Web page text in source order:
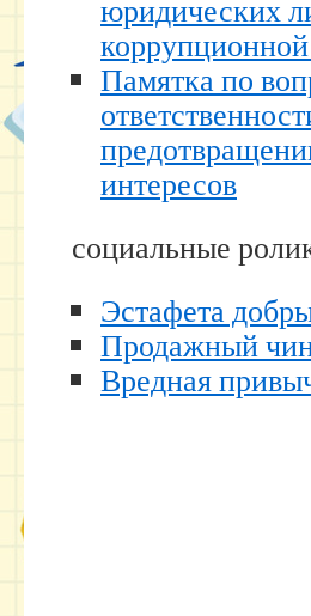
юридических
Памятка по
интересов
социальные
Эстафета
Продажный
Вредная